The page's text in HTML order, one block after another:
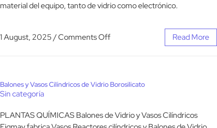
material del equipo, tanto de vidrio como electrónico.
1 August, 2025/Comments Off Read More
Balones y Vasos Cilíndricos de Vidrio Borosilicato
Sin categoría
PLANTAS QUÍMICAS Balones de Vidrio y Vasos Cilíndricos